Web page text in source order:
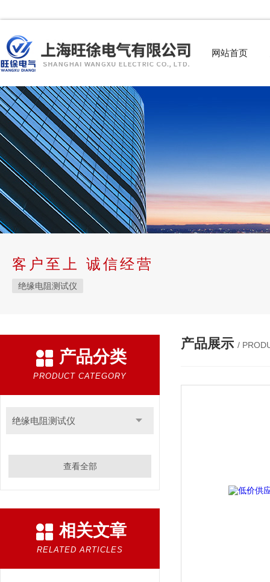
网站首页
客户至上 诚信经营
绝缘电阻测试仪
产品分类
PRODUCT CATEGORY
绝缘电阻测试仪
查看全部
相关文章
RELATED ARTICLES
产品展示 /